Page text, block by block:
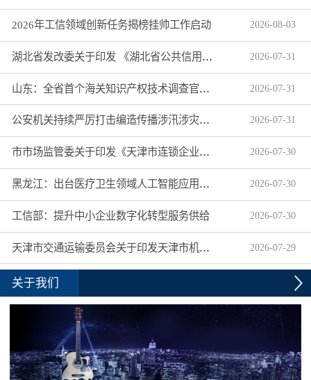
2026年工信领域创新任务揭榜挂帅工作启动 2026-08-03
湖北省发改委关于印发 《湖北省公共信用信息目录（2026年版）》的通知 2026-07-31
山东：全省首个海关知识产权技术调查官制度落地济南自贸片区 2026-07-31
公安机关持续严厉打击编造传播涉汛涉灾网络谣言 2026-07-31
市市场监管委关于印发《天津市连锁企业食品经营许可“先证后核”信用承诺审批实施办法》的通知 2026-07-30
黑龙江：出台医疗卫生领域人工智能应用工作实施方案 2026-07-30
工信部：提升中小企业数字化转型服务供给 2026-07-30
天津市交通运输委员会关于印发天津市机动车驾驶员培训机构及教练员综合信用评价管理办法的通知 2026-07-29
关于我们